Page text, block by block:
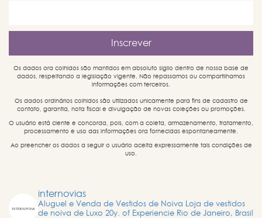
Os dados ora colhidos são mantidos em absoluto sigilo dentro de nossa base de
dados, respeitando a legislação vigente. Não repassamos ou compartilhamos
informações com terceiros.
Os dados ordinários colhidos são utilizados unicamente para fins de cadastro de
contato, garantia, nota fiscal e divulgação de novas coleções ou promoções.
O usuário está ciente e concorda, pois, com a coleta, armazenamento, tratamento,
processamento e uso das informações ora fornecidas espontaneamente.
Ao preencher os dados a seguir o usuário aceita expressamente tais condições de
uso.
internovias
Aluguel e Venda de Vestidos de Noiva Loja de vestidos
de noiva de Luxo 20y. of Experiencie Rio de Janeiro, Brasil